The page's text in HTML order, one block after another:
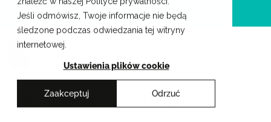
Jeśli odmówisz, Twoje informacje nie będą
śledzone podczas odwiedzania tej witryny
internetowej.
Ustawienia plików cookie
Zaakceptuj Odrzuć
Przejdź
treści
Krakowskie Szkoły Artystyczne
Certyfikowany Kurs Druku